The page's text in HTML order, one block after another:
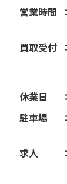
営業時間
買取受付
休業日
駐車場
求人